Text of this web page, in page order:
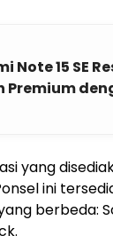
Note 15 SE
Premium
yang
ini
berbeda: